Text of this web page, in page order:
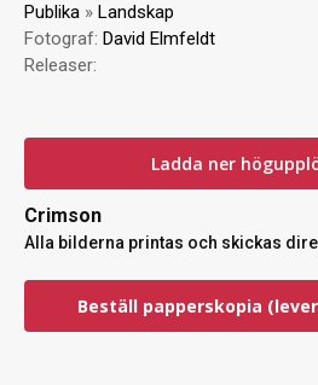
Publika » Landskap
Fotograf: David Elmfeldt
Releaser:
Ladda ner
Crimson
Alla bilderna printas och skickas
Beställ papperskopia